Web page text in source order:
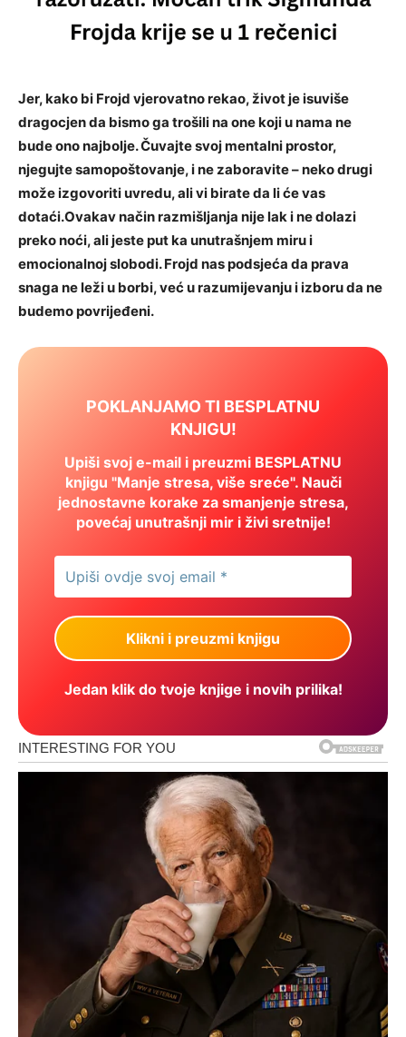
Jer, kako bi Frojd vjerovatno rekao, život je isuviše
dragocjen da bismo ga trošili na one koji u nama ne
bude ono najbolje. Čuvajte svoj mentalni prostor,
njegujte samopoštovanje, i ne zaboravite – neko drugi
može izgovoriti uvredu, ali vi birate da li će vas
dotaći.Ovakav način razmišljanja nije lak i ne dolazi
preko noći, ali jeste put ka unutrašnjem miru i
emocionalnoj slobodi. Frojd nas podsjeća da prava
snaga ne leži u borbi, već u razumijevanju i izboru da ne
budemo povrijeđeni.
POKLANJAMO TI BESPLATNU
KNJIGU!
Upiši svoj e-mail i preuzmi BESPLATNU
knjigu "Manje stresa, više sreće". Nauči
jednostavne korake za smanjenje stresa,
povećaj unutrašnji mir i živi sretnije!
Jedan klik do tvoje knjige i novih prilika!